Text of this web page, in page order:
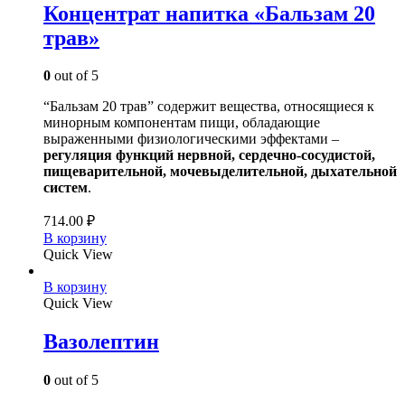
Концентрат напитка «Бальзам 20
трав»
0 out of 5
“Бальзам 20 трав” содержит вещества, относящиеся к
минорным компонентам пищи, обладающие
выраженными физиологическими эффектами –
регуляция функций нервной, сердечно-сосудистой,
пищеварительной, мочевыделительной, дыхательной
систем.
714.00 ₽
В корзину
Quick View
В корзину
Quick View
Вазолептин
0 out of 5